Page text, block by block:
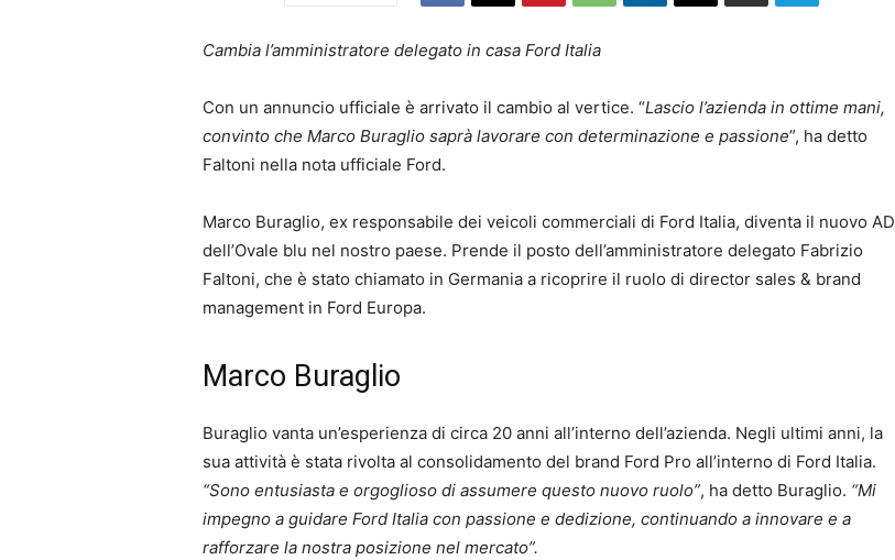
Cambia l’amministratore delegato in casa Ford Italia
Con un annuncio ufficiale è arrivato il cambio al vertice. “Lascio l’azienda in ottime mani,
convinto che Marco Buraglio saprà lavorare con determinazione e passione”, ha detto
Faltoni nella nota ufficiale Ford.
Marco Buraglio, ex responsabile dei veicoli commerciali di Ford Italia, diventa il nuovo AD
dell’Ovale blu nel nostro paese. Prende il posto dell’amministratore delegato Fabrizio
Faltoni, che è stato chiamato in Germania a ricoprire il ruolo di director sales & brand
management in Ford Europa.
Marco Buraglio
Buraglio vanta un’esperienza di circa 20 anni all’interno dell’azienda. Negli ultimi anni, la
sua attività è stata rivolta al consolidamento del brand Ford Pro all’interno di Ford Italia.
“Sono entusiasta e orgoglioso di assumere questo nuovo ruolo”, ha detto Buraglio. “Mi
impegno a guidare Ford Italia con passione e dedizione, continuando a innovare e a
rafforzare la nostra posizione nel mercato”.